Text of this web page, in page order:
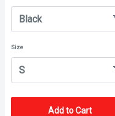
Size
Add to Cart